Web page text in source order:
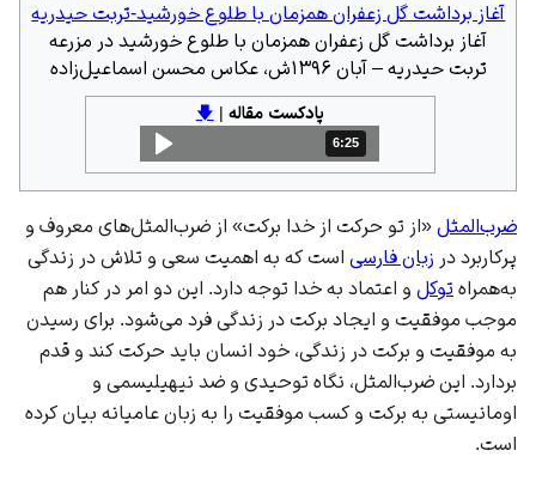
آغاز برداشت گل زعفران همزمان با طلوع خورشید-تربت حیدریه
آغاز برداشت گل زعفران همزمان با طلوع خورشید در مزرعه
تربت حیدریه – آبان ۱۳۹۶ش، عکاس محسن اسماعیل‌زاده
پادکست مقاله |
🡇
مدت: 6 دقیقه و 25 ثانیه
6:25
ضرب‌المثل «از تو حرکت از خدا برکت» از ضرب‌المثل‌های معروف و
پرکاربرد در زبان فارسی است که به اهمیت سعی و تلاش در زندگی
به‌همراه توکل و اعتماد به خدا توجه دارد. این دو امر در کنار هم
موجب موفقیت و ایجاد برکت در زندگی فرد می‌شود. برای رسیدن
به موفقیت و برکت در زندگی، خود انسان باید حرکت کند و قدم
بردارد. این ضرب‌المثل، نگاه توحیدی و ضد نیهیلیسمی و
اومانیستی به برکت و کسب موفقیت را به زبان عامیانه بیان کرده
است.